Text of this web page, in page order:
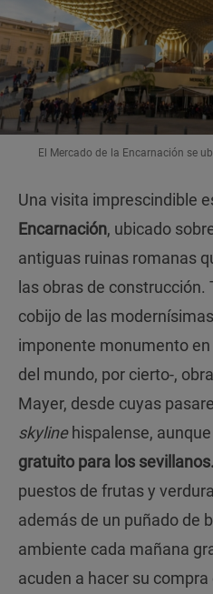
El Mercado de la Encarnación se
Una visita imprescindible
Encarnación, ubicado
antiguas ruinas romanas
las obras de construcción.
cobijo de las modernísimas
imponente monumento
del mundo, por cierto-,
Mayer, desde cuyas
skylinehispalense, aunque
gratuito para los sevillanos.
puestos de frutas y
además de un puñado de
ambiente cada mañana
acuden a hacer su compra